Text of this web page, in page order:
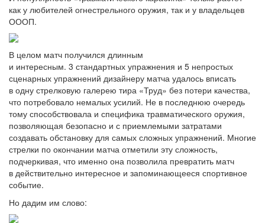
как у любителей огнестрельного оружия, так и у владельцев
ОООП.
В целом матч получился длинным
и интересным. 3 стандартных упражнения и 5 непростых
сценарных упражнений дизайнеру матча удалось вписать
в одну стрелковую галерею тира «Труд» без потери качества,
что потребовало немалых усилий. Не в последнюю очередь
тому способствовала и специфика травматического оружия,
позволяющая безопасно и с приемлемыми затратами
создавать обстановку для самых сложных упражнений. Многие
стрелки по окончании матча отметили эту сложность,
подчеркивая, что именно она позволила превратить матч
в действительно интересное и запоминающееся спортивное
событие.
Но дадим им слово: